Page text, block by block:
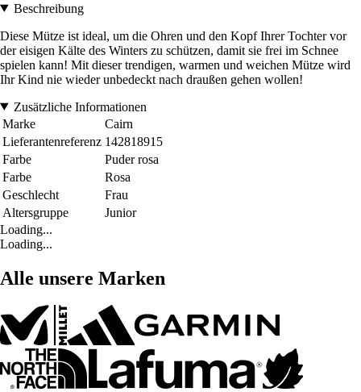
Beschreibung
Diese Mütze ist ideal, um die Ohren und den Kopf Ihrer Tochter vor
der eisigen Kälte des Winters zu schützen, damit sie frei im Schnee
spielen kann! Mit dieser trendigen, warmen und weichen Mütze wird
Ihr Kind nie wieder unbedeckt nach draußen gehen wollen!
Zusätzliche Informationen
Marke
Cairn
Lieferantenreferenz 142818915
Farbe
Puder rosa
Farbe
Rosa
Geschlecht
Frau
Altersgruppe
Junior
Loading...
Loading...
Alle unsere Marken